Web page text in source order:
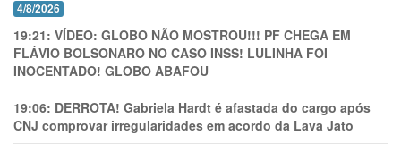
4/8/2026
19:21: VÍDEO: GLOBO NÃO MOSTROU!!! PF CHEGA EM
FLÁVIO BOLSONARO NO CASO INSS! LULINHA FOI
INOCENTADO! GLOBO ABAFOU
19:06: DERROTA! Gabriela Hardt é afastada do cargo após
CNJ comprovar irregularidades em acordo da Lava Jato